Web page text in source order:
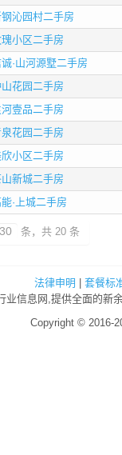
沁园村二手房
小区二手房
·山河源墅二手房
花园二手房
壹品二手房
花园二手房
小区二手房
新城二手房
·上城二手房
条，共 20 条
法律申明
套餐标
业信息网,提供全面的
Copyright © 2016-